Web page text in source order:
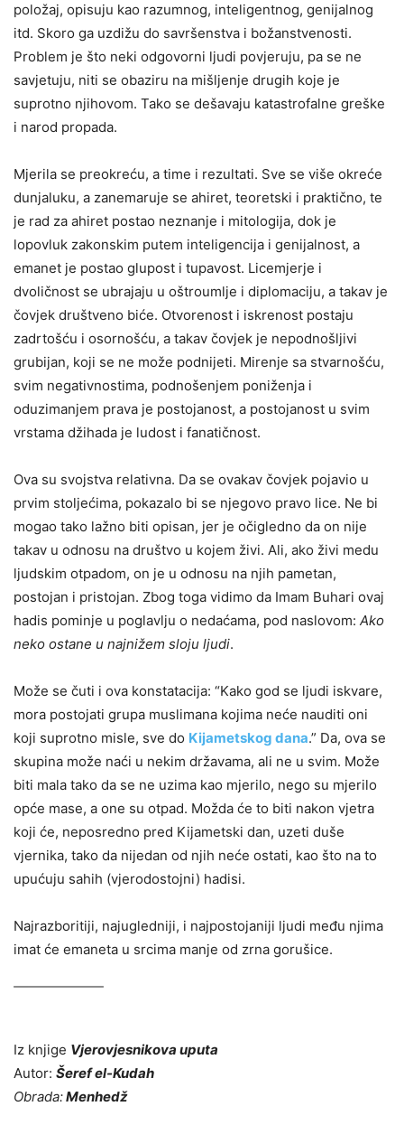
položaj, opisuju kao razumnog, inteligentnog, genijalnog
itd. Skoro ga uzdižu do savršenstva i božanstvenosti.
Problem je što neki odgovorni ljudi povjeruju, pa se ne
savjetuju, niti se obaziru na mišljenje drugih koje je
suprotno njihovom. Tako se dešavaju katastrofalne greške
i narod propada.
Mjerila se preokreću, a time i rezultati. Sve se više okreće
dunjaluku, a zanemaruje se ahiret, teoretski i praktično, te
je rad za ahiret postao neznanje i mitologija, dok je
lopovluk zakonskim putem inteligencija i genijalnost, a
emanet je postao glupost i tupavost. Licemjerje i
dvoličnost se ubrajaju u oštroumlje i diplomaciju, a takav je
čovjek društveno biće. Otvorenost i iskrenost postaju
zadrtošću i osornošću, a takav čovjek je nepodnošljivi
grubijan, koji se ne može podnijeti. Mirenje sa stvarnošću,
svim negativnostima, podnošenjem poniženja i
oduzimanjem prava je postojanost, a postojanost u svim
vrstama džihada je ludost i fanatičnost.
Ova su svojstva relativna. Da se ovakav čovjek pojavio u
prvim stoljećima, pokazalo bi se njegovo pravo lice. Ne bi
mogao tako lažno biti opisan, jer je očigledno da on nije
takav u odnosu na društvo u kojem živi. Ali, ako živi medu
ljudskim otpadom, on je u odnosu na njih pametan,
postojan i pristojan. Zbog toga vidimo da Imam Buhari ovaj
hadis pominje u poglavlju o nedaćama, pod naslovom: Ako
neko ostane u najnižem sloju ljudi.
Može se čuti i ova konstatacija: “Kako god se ljudi iskvare,
mora postojati grupa muslimana kojima neće nauditi oni
koji suprotno misle, sve do Kijametskog dana.” Da, ova se
skupina može naći u nekim državama, ali ne u svim. Može
biti mala tako da se ne uzima kao mjerilo, nego su mjerilo
opće mase, a one su otpad. Možda će to biti nakon vjetra
koji će, neposredno pred Kijametski dan, uzeti duše
vjernika, tako da nijedan od njih neće ostati, kao što na to
upućuju sahih (vjerodostojni) hadisi.
Najrazboritiji, najugledniji, i najpostojaniji ljudi među njima
imat će emaneta u srcima manje od zrna gorušice.
Iz knjige Vjerovjesnikova uputa
Autor: Šeref el-Kudah
Obrada:Menhedž